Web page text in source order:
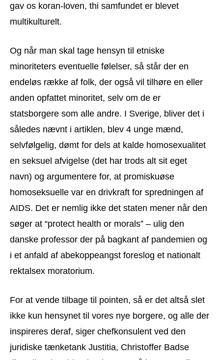
gav os koran-loven, thi samfundet er blevet
multikulturelt.
Og når man skal tage hensyn til etniske
minoriteters eventuelle følelser, så står der en
endeløs række af folk, der også vil tilhøre en eller
anden opfattet minoritet, selv om de er
statsborgere som alle andre. I Sverige, bliver det i
således nævnt i artiklen, blev 4 unge mænd,
selvfølgelig, dømt for dels at kalde homosexualitet
en seksuel afvigelse (det har trods alt sit eget
navn) og argumentere for, at promiskuøse
homoseksuelle var en drivkraft for spredningen af
AIDS. Det er nemlig ikke det staten mener når den
søger at “protect health or morals” – ulig den
danske professor der på bagkant af pandemien og
i et anfald af abekoppeangst foreslog et nationalt
rektalsex moratorium.
For at vende tilbage til pointen, så er det altså slet
ikke kun hensynet til vores nye borgere, og alle der
inspireres deraf, siger chefkonsulent ved den
juridiske tænketank Justitia, Christoffer Badse